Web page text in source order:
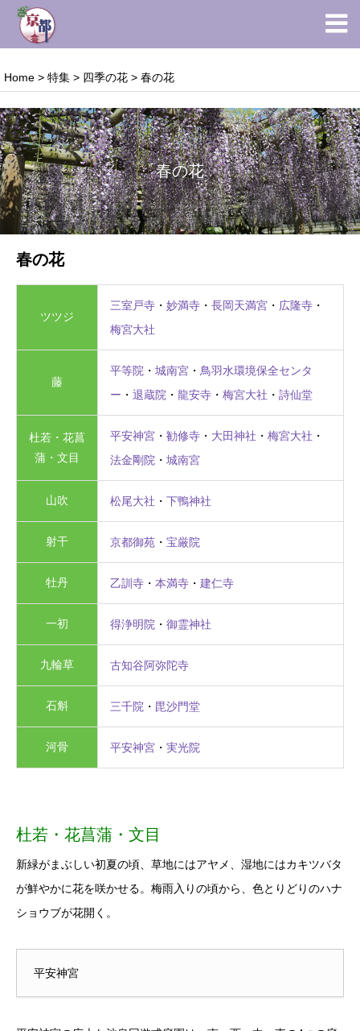
Home > 特集 > 四季の花 > 春の花
春の花
春の花
ツツジ
三室戸寺 ・ 妙満寺 ・ 長岡天満宮 ・ 広隆寺 ・
梅宮大社
藤
平等院 ・ 城南宮 ・ 鳥羽水環境保全センタ
ー ・ 退蔵院 ・ 龍安寺 ・ 梅宮大社 ・ 詩仙堂
杜若・花菖
蒲・文目
平安神宮 ・ 勧修寺 ・ 大田神社 ・ 梅宮大社 ・
法金剛院 ・ 城南宮
山吹 松尾大社 ・ 下鴨神社
射干 京都御苑 ・ 宝厳院
牡丹 乙訓寺 ・ 本満寺 ・ 建仁寺
一初 得浄明院 ・ 御霊神社
九輪草 古知谷阿弥陀寺
石斛 三千院 ・ 毘沙門堂
河骨 平安神宮 ・ 実光院
杜若・花菖蒲・文目
新緑がまぶしい初夏の頃、草地にはアヤメ、湿地にはカキツバタ
が鮮やかに花を咲かせる。梅雨入りの頃から、色とりどりのハナ
ショウブが花開く。
平安神宮